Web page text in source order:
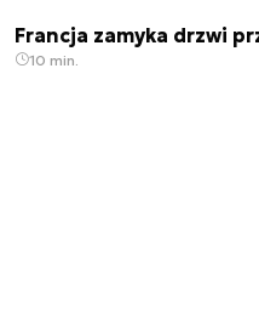
Francja zamyka drzwi
10 min.